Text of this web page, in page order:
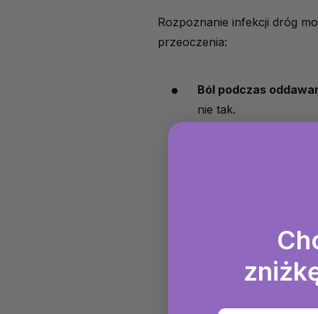
Rozpoznanie infekcji dróg
przeoczenia:
Ból podczas
nie tak.
Częste oddawanie
zakażenia.
Krew w moczu–